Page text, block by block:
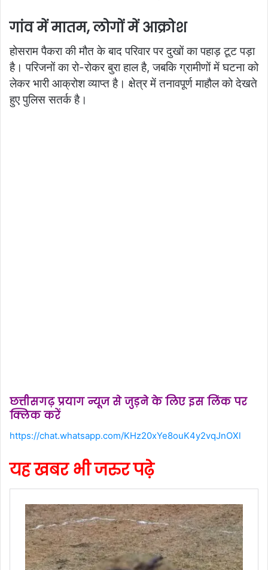
गांव में मातम, लोगों में आक्रोश
होसराम पैकरा की मौत के बाद परिवार पर दुखों का पहाड़ टूट पड़ा
है। परिजनों का रो-रोकर बुरा हाल है, जबकि ग्रामीणों में घटना को
लेकर भारी आक्रोश व्याप्त है। क्षेत्र में तनावपूर्ण माहौल को देखते
हुए पुलिस सतर्क है।
छत्तीसगढ़ प्रयाग न्यूज से जुड़ने के लिए इस लिंक पर
क्लिक करें
https://chat.whatsapp.com/KHz20xYe8ouK4y2vqJnOXl
यह खबर भी जरुर पढ़े